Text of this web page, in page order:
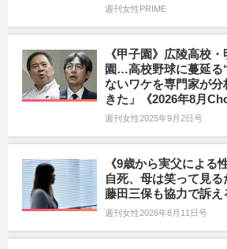
週刊女性PRIME
《甲子園》広陵高校
園…高校野球に蔓延る
ないワケを専門家が
きた」《2026年8月
週刊女性2025年9月2日号
《9歳から実父による
自死、母は笑って見
藤田三保も協力で訴
週刊女性2026年8月11日号